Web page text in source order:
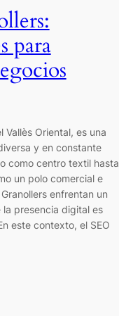
para
Vallès Oriental, es una
y en constante
como centro textil hasta
un polo comercial e
enfrentan un
presencia digital es
este contexto, el SEO